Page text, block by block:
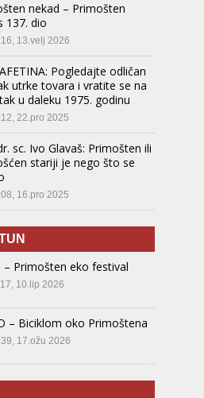
nekad – Primošten
137. dio
13.velj 2026
Pogledajte odličan
utrke tovara i vratite se na
u daleku 1975. godinu
22.pro 2025
sc. Ivo Glavaš: Primošten ili
stariji je nego što se
16.pro 2025
– Primošten eko festival
10.lip 2026
– Biciklom oko Primoštena
17.ožu 2026